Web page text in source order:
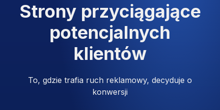
Strony przyciągające
potencjalnych
klientów
To, gdzie trafia ruch reklamowy, decyduje o
konwersji